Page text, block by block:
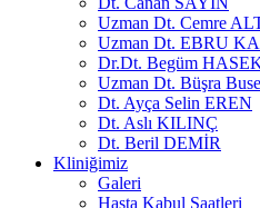
Uzman Dt. Cemre
Uzman Dt. EBRU
Dr.Dt. Begüm
Uzman Dt. Büşra
Dt. Ayça Selin EREN
Dt. Aslı KILINÇ
Dt. Beril DEMİR
Kliniğimiz
Galeri
Hasta Kabul Saatleri